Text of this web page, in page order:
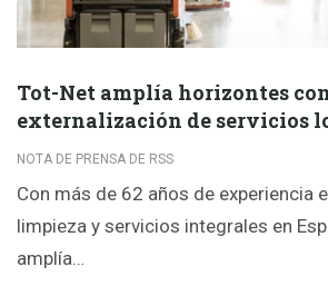
Tot-Net amplía horizontes
externalización de servicios
NOTA DE PRENSA DE RSS
Con más de 62 años de experiencia
limpieza y servicios integrales en
amplía…